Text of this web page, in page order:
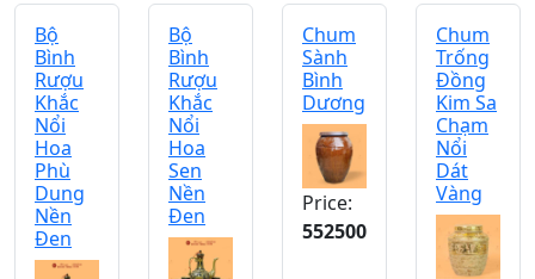
Bộ
Bình
Rượu
Khắc
Nổi
Hoa
Phù
Dung
Nền
Đen
Bộ
Bình
Rượu
Khắc
Nổi
Hoa
Sen
Nền
Đen
Chum
Sành
Bình
Dương
Price:
552500
Chum
Trống
Đồng
Kim Sa
Chạm
Nổi
Dát
Vàng